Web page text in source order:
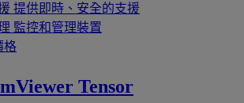
提供即時、安全的支援
監控和管理裝置
格
Tensor